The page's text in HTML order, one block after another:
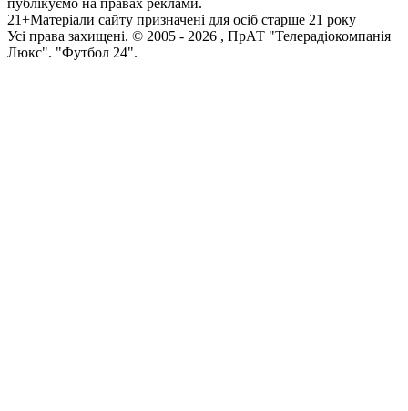
публікуємо на правах реклами.
21+Матеріали сайту призначені для осіб старше 21 року
Усi права захищенi. © 2005 - 2026 , ПрАТ "Телерадіокомпанія
Люкс". "Футбол 24".